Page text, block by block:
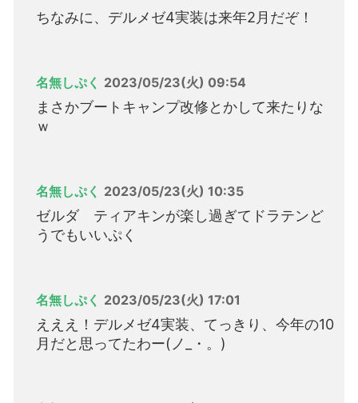
ちなみに、デルメゼ4実装は来年2月だぞ！
名無しぷく 2023/05/23(火) 09:54
まさかブートキャンプ改修とかして来たりな
ｗ
名無しぷく 2023/05/23(火) 10:35
ゼルダ ティアキンが楽し過ぎてドラテンど
うでもいいぷく
名無しぷく 2023/05/23(火) 17:01
えええ！デルメゼ4実装、てっきり、今年の10
月だと思ってたわー(ノ_・。)